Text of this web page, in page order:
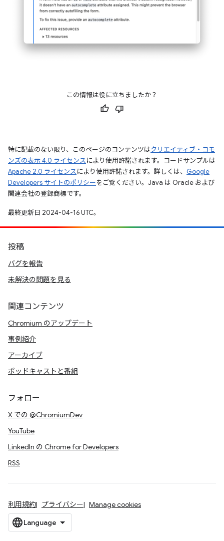
この情報は役に立ちましたか？
特に記載のない限り、このページのコンテンツはクリエイティブ・コモ
ンズの表示 4.0 ライセンスにより使用許諾されます。コードサンプルは
Apache 2.0 ライセンスにより使用許諾されます。詳しくは、 Google
Developers サイトのポリシーをご覧ください。Java は Oracle および
関連会社の登録商標です。
最終更新日 2024-04-16 UTC。
投稿
バグを報告
未解決の問題を見る
関連コンテンツ
Chromium のアップデート
事例紹介
アーカイブ
ポッドキャストと番組
フォロー
X での @ChromiumDev
YouTube
LinkedIn の Chrome for Developers
RSS
利用規約 プライバシー Manage cookies